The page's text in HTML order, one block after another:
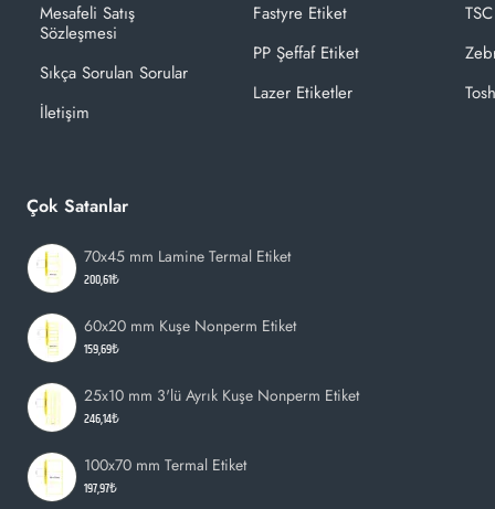
Mesafeli Satış
Sözleşmesi
Sıkça Sorulan Sorular
İletişim
Fastyre Etiket
PP Şeffaf Etiket
Lazer Etiketler
Çok Satanlar
70x45 mm Lamine Termal Etiket
200,61₺
60x20 mm Kuşe Nonperm Etiket
159,69₺
25x10 mm 3'lü Ayrık Kuşe Nonperm Etiket
246,14₺
100x70 mm Termal Etiket
197,97₺